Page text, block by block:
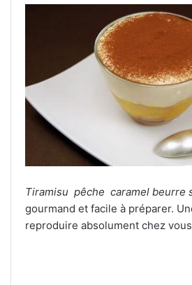
Tiramisu pêche caramel beurre
gourmand et facile à préparer.
reproduire absolument chez